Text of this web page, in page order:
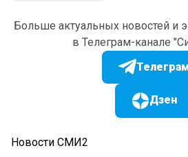
Больше актуальных новостей и
в Телеграм-канале
Дзен
Новости СМИ2